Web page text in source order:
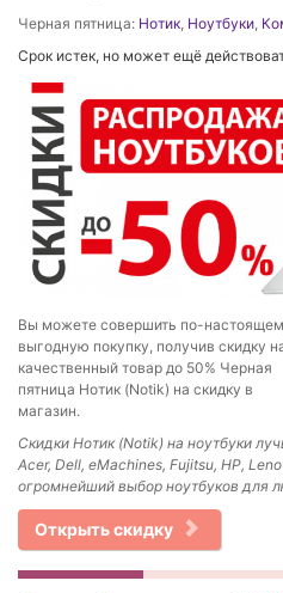
Черная пятница: Нотик, Ноутбуки,
Срок истек, но может ещё
Вы можете совершить по-
выгодную покупку, получив скидку
качественный товар до 50% Черная
пятница Нотик (Notik) на скидку в
магазин.
Скидки Нотик (Notik) на ноутбуки
Acer, Dell, eMachines, Fujitsu, HP,
огромнейший выбор ноутбуков для
Открыть скидку